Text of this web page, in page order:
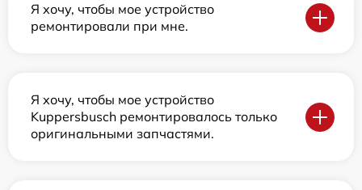
Я хочу, чтобы мое устройство
ремонтировали при мне.
Я хочу, чтобы мое устройство
Kuppersbusch ремонтировалось только
оригинальными запчастями.